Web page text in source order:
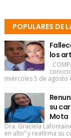
POPULARES DE
los
miércoles 5 de agosto
su
Mota
Dra. Graciela
en alto” y reafirma su